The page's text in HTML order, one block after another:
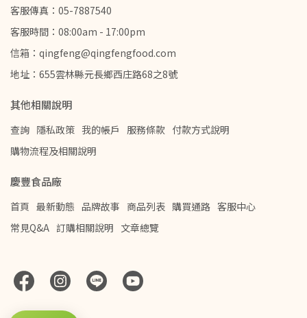
客服傳真：05-7887540
客服時間：08:00am - 17:00pm
信箱：qingfeng@qingfengfood.com
地址：655雲林縣元長鄉西庄路68之8號
其他相關說明
查詢 隱私政策 我的帳戶 服務條款 付款方式說明
購物流程及相關說明
慶豐食品廠
首頁 最新動態 品牌故事 商品列表 購買通路 客服中心
常見Q&A 訂購相關說明 文章總覽